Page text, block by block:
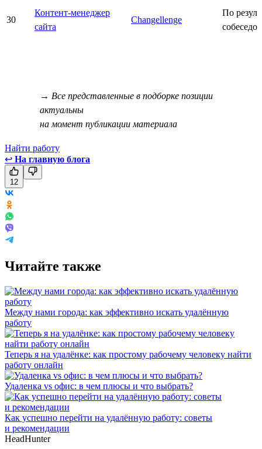
30
Контент-менеджер
сайта
Changellenge
По
→ Все представленные в подборке позиции
актуальны
на момент публикации материала
Найти работу
↩ На главную блога
12
Читайте также
Между нами города: как эффективно искать удалённую
работу
Теперь я на удалёнке: как простому рабочему человеку найти
работу онлайн
Удаленка vs офис: в чем плюсы и что выбрать?
Как успешно перейти на удалённую работу: советы
и рекомендации
HeadHunter